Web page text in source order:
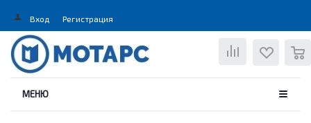
Вход Регистрация
МЕНЮ